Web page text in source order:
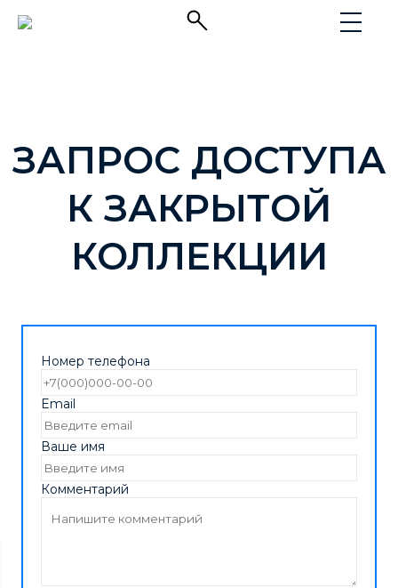
ЗАПРОС ДОСТУПА
К ЗАКРЫТОЙ
КОЛЛЕКЦИИ
Номер телефона
Email
Ваше имя
Комментарий